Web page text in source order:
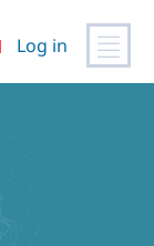
Log in